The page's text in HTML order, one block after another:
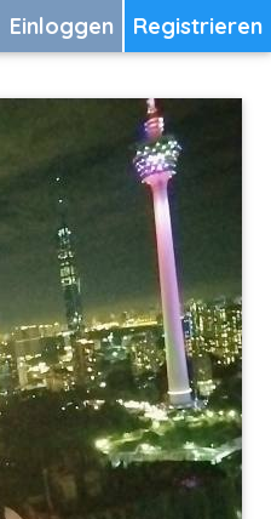
Registrieren
Einloggen